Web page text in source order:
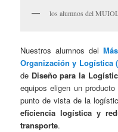
los alumnos del
Nuestros alumnos del
Organización y Logística
de Diseño para la
equipos eligen un
punto de vista de la
eficiencia logística y
transporte.